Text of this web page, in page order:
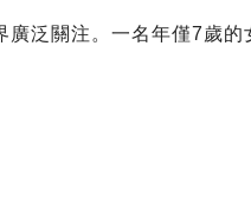
泛關注。一名年僅7歲的